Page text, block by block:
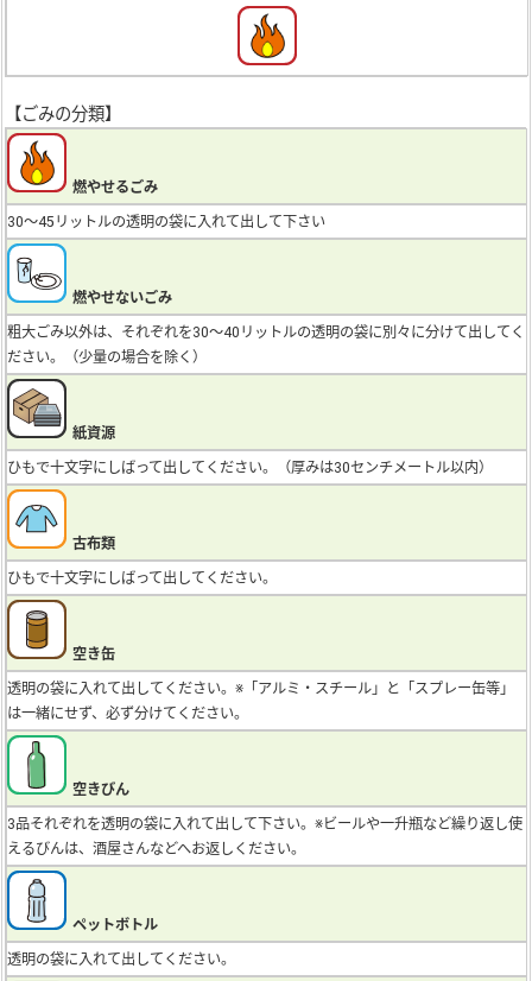
【ごみの分類】
燃やせるごみ
30～45リットルの透明の袋に入れて出して下さい
燃やせないごみ
粗大ごみ以外は、それぞれを30～40リットルの透明の袋に別々に分けて出してく
ださい。（少量の場合を除く）
紙資源
ひもで十文字にしばって出してください。（厚みは30センチメートル以内）
古布類
ひもで十文字にしばって出してください。
空き缶
透明の袋に入れて出してください。※「アルミ・スチール」と「スプレー缶等」
は一緒にせず、必ず分けてください。
空きびん
3品それぞれを透明の袋に入れて出して下さい。※ビールや一升瓶など繰り返し使
えるびんは、酒屋さんなどへお返しください。
ペットボトル
透明の袋に入れて出してください。